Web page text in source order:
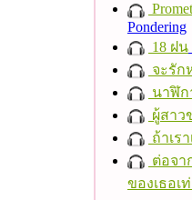
Pondering
18 ฝน
จะรัก
นาฬิก
ผู้สาว
ถ้าเร
ต่อจา
ของเธอเ